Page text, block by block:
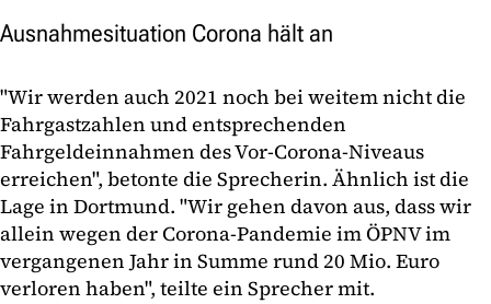
Ausnahmesituation Corona hält an
"Wir werden auch 2021 noch bei weitem nicht die
Fahrgastzahlen und entsprechenden
Fahrgeldeinnahmen des Vor-Corona-Niveaus
erreichen", betonte die Sprecherin. Ähnlich ist die
Lage in Dortmund. "Wir gehen davon aus, dass wir
allein wegen der Corona-Pandemie im ÖPNV im
vergangenen Jahr in Summe rund 20 Mio. Euro
verloren haben", teilte ein Sprecher mit.